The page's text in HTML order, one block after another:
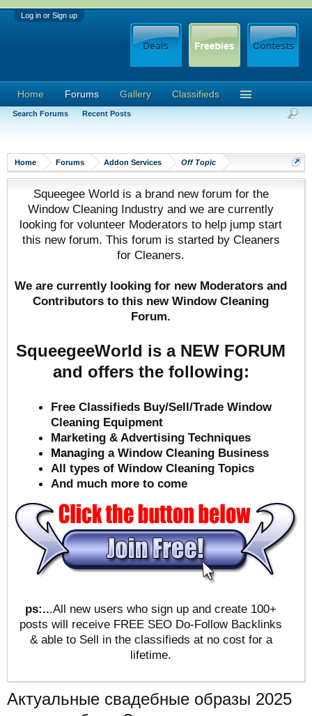
Log in or Sign up
Home Forums Addon Services Off Topic
Squeegee World is a brand new forum for the
Window Cleaning Industry and we are currently
looking for volunteer Moderators to help jump start
this new forum. This forum is started by Cleaners
for Cleaners.
We are currently looking for new Moderators and
Contributors to this new Window Cleaning
Forum.
SqueegeeWorld is a NEW FORUM
and offers the following:
Free Classifieds Buy/Sell/Trade Window
Cleaning Equipment
Marketing & Advertising Techniques
Managing a Window Cleaning Business
All types of Window Cleaning Topics
And much more to come
ps:...All new users who sign up and create 100+
posts will receive FREE SEO Do-Follow Backlinks
& able to Sell in the classifieds at no cost for a
lifetime.
Актуальные свадебные образы 2025
Home Forums
Search Forums Recent Posts
Gallery Classifieds